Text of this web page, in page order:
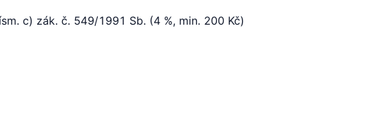
c) zák. č. 549/1991 Sb. (4 %, min. 200 Kč)